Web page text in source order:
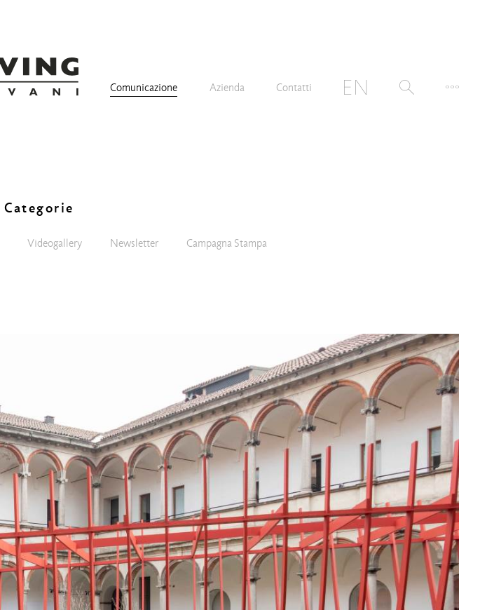
Comunicazione Azienda Contatti
Categorie
Videogallery Newsletter Campagna Stampa